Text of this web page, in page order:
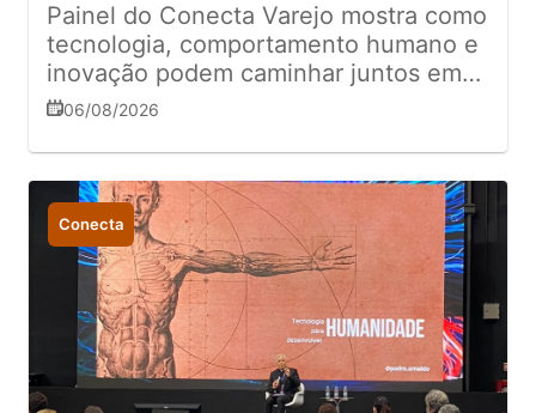
Painel do Conecta Varejo mostra como
tecnologia, comportamento humano e
inovação podem caminhar juntos em
um mundo de rápidas transformações
06/08/2026
Conecta